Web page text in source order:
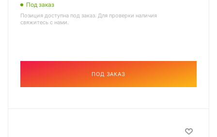
Под заказ
Позиция доступна под заказ. Для проверки наличия
свяжитесь с нами.
ПОД ЗАКАЗ